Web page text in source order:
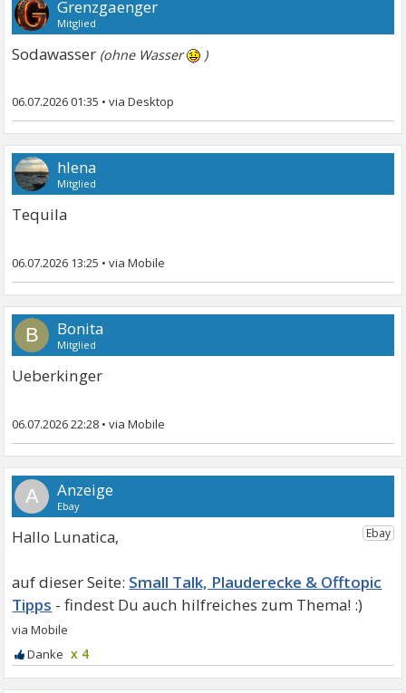
Grenzgaenger
Mitglied
Sodawasser (ohne Wasser )
06.07.2026 01:35 •
hlena
Mitglied
Tequila
06.07.2026 13:25 •
B Bonita
Mitglied
Ueberkinger
06.07.2026 22:28 •
A
Hallo Lunatica,
Small Talk, Plauderecke & Offtopic
Tipps
x 4